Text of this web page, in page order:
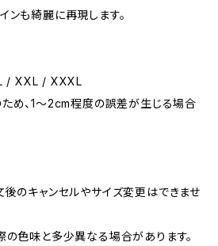
ンも綺麗に再現します。
/ XXL / XXXL
め、1〜2cm程度の誤差が生じる場合
後のキャンセルやサイズ変更はできませ
の色味と多少異なる場合があります。